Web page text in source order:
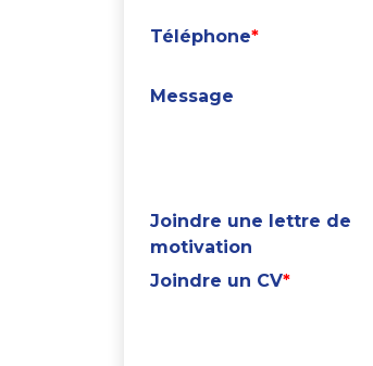
Téléphone*
Message
Joindre une lettre de
motivation
Joindre un CV*